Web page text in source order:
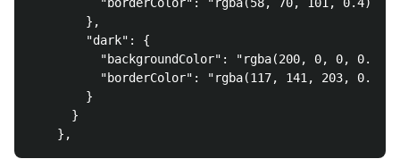
          "borderColor": "rgba(58, 70, 101, 0.4)"
        },
        "dark": {
          "backgroundColor": "rgba(200, 0, 0, 0.5)",
          "borderColor": "rgba(117, 141, 203, 0.4)"
        }
      }